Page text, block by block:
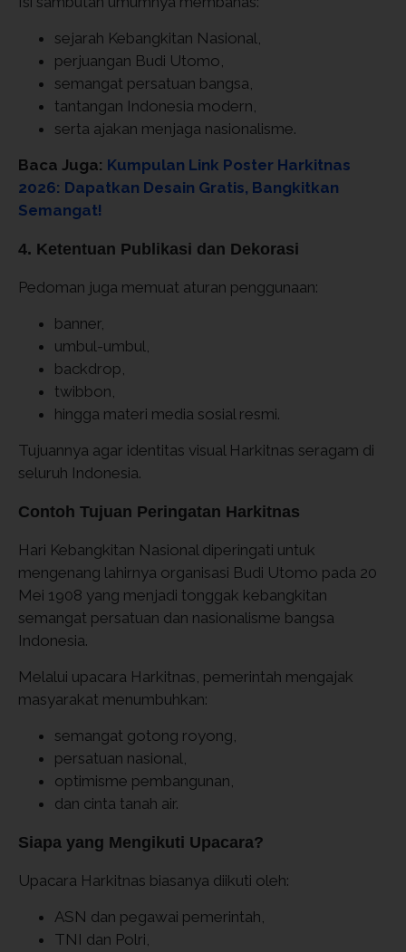
sejarah Kebangkitan Nasional,
perjuangan Budi Utomo,
semangat persatuan bangsa,
tantangan Indonesia modern,
serta ajakan menjaga nasionalisme.
Baca Juga: Kumpulan Link Poster Harkitnas
2026: Dapatkan Desain Gratis, Bangkitkan
Semangat!
4. Ketentuan Publikasi dan Dekorasi
Pedoman juga memuat aturan penggunaan:
banner,
umbul-umbul,
backdrop,
twibbon,
hingga materi media sosial resmi.
Tujuannya agar identitas visual Harkitnas seragam di
seluruh Indonesia.
Contoh Tujuan Peringatan Harkitnas
Hari Kebangkitan Nasional diperingati untuk
mengenang lahirnya organisasi Budi Utomo pada 20
Mei 1908 yang menjadi tonggak kebangkitan
semangat persatuan dan nasionalisme bangsa
Indonesia.
Melalui upacara Harkitnas, pemerintah mengajak
masyarakat menumbuhkan:
semangat gotong royong,
persatuan nasional,
optimisme pembangunan,
dan cinta tanah air.
Siapa yang Mengikuti Upacara?
Upacara Harkitnas biasanya diikuti oleh:
ASN dan pegawai pemerintah,
TNI dan Polri,